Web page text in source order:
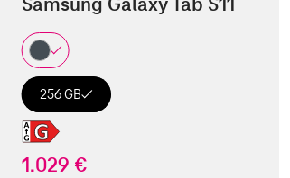
256 GB
1.029 €